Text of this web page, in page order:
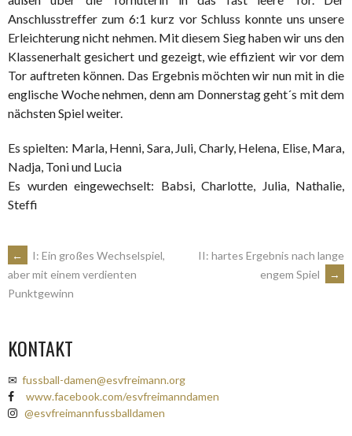
Anschlusstreffer zum 6:1 kurz vor Schluss konnte uns unsere
Erleichterung nicht nehmen. Mit diesem Sieg haben wir uns den
Klassenerhalt gesichert und gezeigt, wie effizient wir vor dem
Tor auftreten können. Das Ergebnis möchten wir nun mit in die
englische Woche nehmen, denn am Donnerstag geht´s mit dem
nächsten Spiel weiter.
Es spielten: Marla, Henni, Sara, Juli, Charly, Helena, Elise, Mara,
Nadja, Toni und Lucia
Es wurden eingewechselt: Babsi, Charlotte, Julia, Nathalie,
Steffi
ARTIKEL-
NAVIGATION
←
I: Ein großes Wechselspiel,
aber mit einem verdienten
Punktgewinn
II: hartes Ergebnis nach lange
engem Spiel
→
KONTAKT
✉ fussball-damen@esvfreimann.org
www.facebook.com/esvfreimanndamen
@esvfreimannfussballdamen